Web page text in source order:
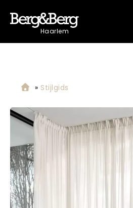
Haarlem
» Stijlgids